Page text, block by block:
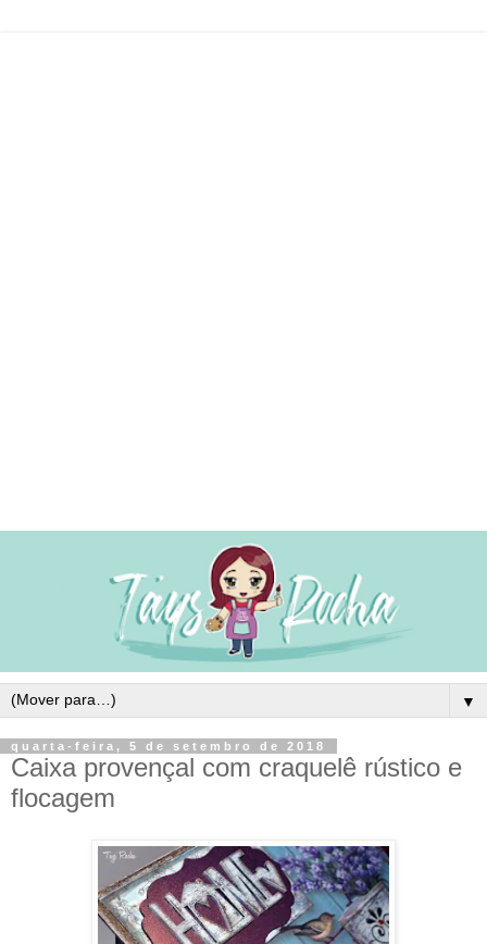
▼
quarta-feira, 5 de setembro de 2018
Caixa provençal com craquelê rústico e
flocagem